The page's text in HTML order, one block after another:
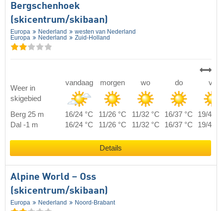
Bergschenhoek
(skicentrum/skibaan)
Europa Nederland
westen van Nederland
Europa
Nederland Zuid-Holland
Weer in
skigebied
vandaag morgen wo do vr
Berg 25 m 16/24 °C 11/26 °C 11/32 °C 16/37 °C
19/40
Dal -1 m
16/24 °C 11/26 °C 11/32 °C 16/37 °C 19/40
Details
Alpine World – Oss
(skicentrum/skibaan)
Europa Nederland Noord-Brabant